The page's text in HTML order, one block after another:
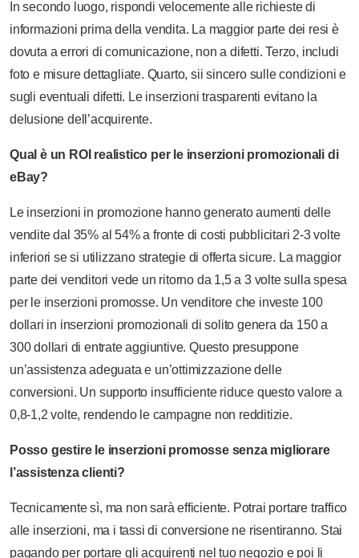
In secondo luogo, rispondi velocemente alle richieste di
informazioni prima della vendita. La maggior parte dei resi è
dovuta a errori di comunicazione, non a difetti. Terzo, includi
foto e misure dettagliate. Quarto, sii sincero sulle condizioni e
sugli eventuali difetti. Le inserzioni trasparenti evitano la
delusione dell’acquirente.
Qual è un ROI realistico per le inserzioni promozionali di
eBay?
Le inserzioni in promozione hanno generato aumenti delle
vendite dal 35% al 54% a fronte di costi pubblicitari 2-3 volte
inferiori se si utilizzano strategie di offerta sicure. La maggior
parte dei venditori vede un ritorno da 1,5 a 3 volte sulla spesa
per le inserzioni promosse. Un venditore che investe 100
dollari in inserzioni promozionali di solito genera da 150 a
300 dollari di entrate aggiuntive. Questo presuppone
un’assistenza adeguata e un’ottimizzazione delle
conversioni. Un supporto insufficiente riduce questo valore a
0,8-1,2 volte, rendendo le campagne non redditizie.
Posso gestire le inserzioni promosse senza migliorare
l’assistenza clienti?
Tecnicamente sì, ma non sarà efficiente. Potrai portare traffico
alle inserzioni, ma i tassi di conversione ne risentiranno. Stai
pagando per portare gli acquirenti nel tuo negozio e poi li